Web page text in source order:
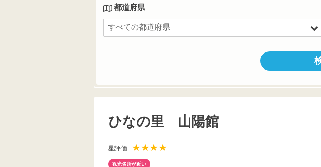
都道府県
ひなの里 山陽館
星評価 : ★★★★
観光名所が近い